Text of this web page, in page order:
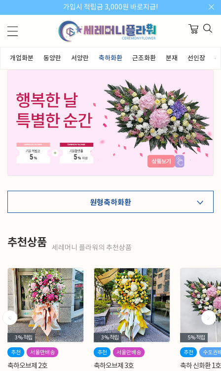
가입시 적립금 3,000원 바로지급!
개업화분 동양란 서양란 축하화환 근조화환 분재 선인장
원형축하화환
추천상품 세레머니 플라워의 추천상품
3%적립
추천 서울만배송
축하오브제 2호
3%적립
추천 서울만배송
축하오브제 3호
5%적립
추천 수도권
축하 신화환 1호